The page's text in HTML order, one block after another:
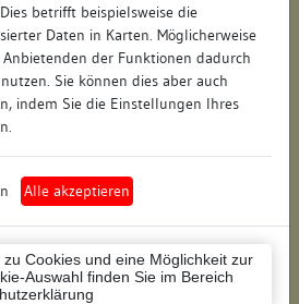
betrifft beispielsweise die
Daten in Karten. Möglicherweise
der Funktionen dadurch
Sie können dies aber auch
indem Sie die Einstellungen Ihres
Alle akzeptieren
Cookies und eine Möglichkeit zur
Auswahl finden Sie im Bereich
Freiburg
Konstanz (Landkreis)
8335043012
169
keiner